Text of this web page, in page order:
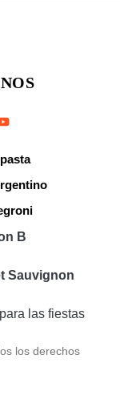
B
Sauvignon
las fiestas
los derechos